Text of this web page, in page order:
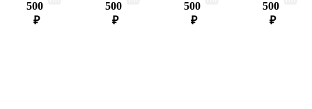
500
₽
500
₽
500
₽
500
₽